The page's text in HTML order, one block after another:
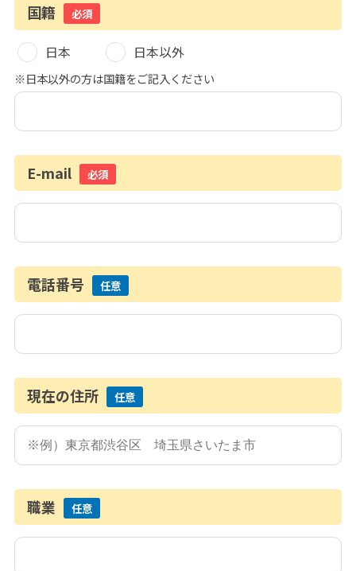
国籍 必須
日本 日本以外
※日本以外の方は国籍をご記入ください
E-mail 必須
電話番号 任意
現在の住所 任意
職業 任意